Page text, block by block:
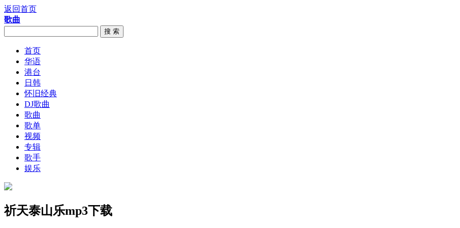
返回首页
歌曲
搜 索
首页
华语
港台
日韩
怀旧经典
DJ歌曲
歌曲
歌单
视频
专辑
歌手
娱乐
祈天泰山乐mp3下载